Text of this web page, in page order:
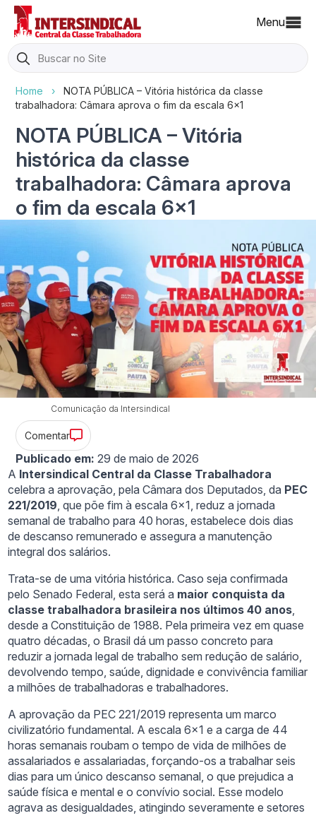
Menu
Search
for:
Home ›
NOTA PÚBLICA – Vitória histórica da classe
trabalhadora: Câmara aprova o fim da escala 6×1
NOTA PÚBLICA – Vitória
histórica da classe
trabalhadora: Câmara aprova
o fim da escala 6×1
Comunicação da Intersindical
Comentar
Publicado em: 29 de maio de 2026
A Intersindical Central da Classe Trabalhadora
celebra a aprovação, pela Câmara dos Deputados, da PEC
221/2019 , que põe fim à escala 6×1, reduz a jornada
semanal de trabalho para 40 horas, estabelece dois dias
de descanso remunerado e assegura a manutenção
integral dos salários.
Trata-se de uma vitória histórica. Caso seja confirmada
pelo Senado Federal, esta será a maior conquista da
classe trabalhadora brasileira nos últimos 40 anos
desde a Constituição de 1988. Pela primeira vez em quase
quatro décadas, o Brasil dá um passo concreto para
reduzir a jornada legal de trabalho sem redução de salário,
devolvendo tempo, saúde, dignidade e convivência familiar
a milhões de trabalhadoras e trabalhadores.
A aprovação da PEC 221/2019 representa um marco
civilizatório fundamental. A escala 6×1 e a carga de 44
horas semanais roubam o tempo de vida de milhões de
assalariados e assalariadas, forçando-os a trabalhar seis
dias para um único descanso semanal, o que prejudica a
saúde física e mental e o convívio social. Esse modelo
agrava as desigualdades, atingindo severamente e setores